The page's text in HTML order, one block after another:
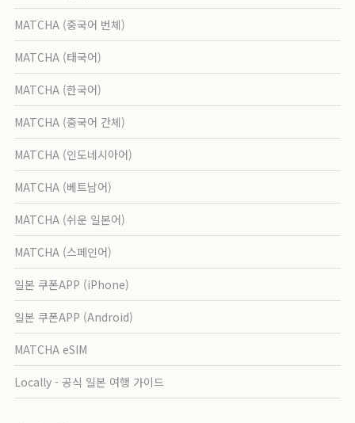
MATCHA (중국어 번체)
MATCHA (태국어)
MATCHA (한국어)
MATCHA (중국어 간체)
MATCHA (인도네시아어)
MATCHA (베트남어)
MATCHA (쉬운 일본어)
MATCHA (스페인어)
일본 쿠폰APP (iPhone)
일본 쿠폰APP (Android)
MATCHA eSIM
Locally - 공식 일본 여행 가이드